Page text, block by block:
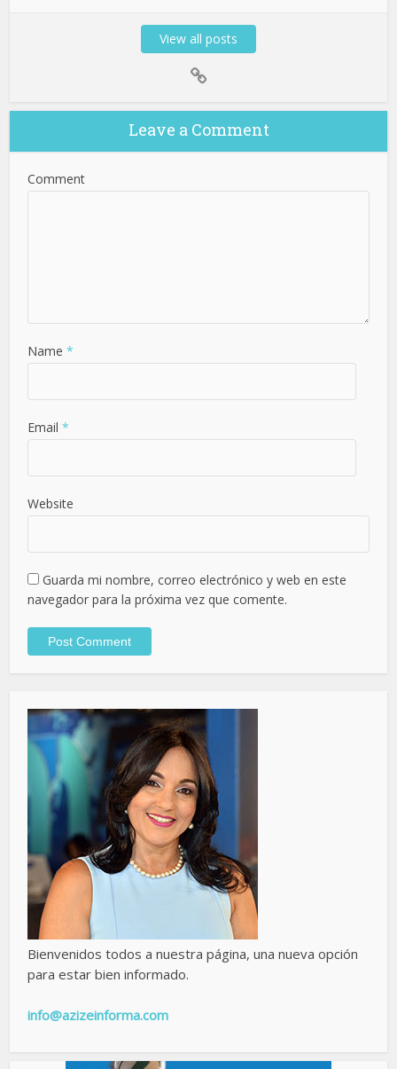
View all posts
Leave a Comment
Comment
Name *
Email *
Website
Guarda mi nombre, correo electrónico y web en este
navegador para la próxima vez que comente.
Bienvenidos todos a nuestra página, una nueva opción
para estar bien informado.
info@azizeinforma.com